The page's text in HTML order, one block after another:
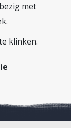
met
klinken.